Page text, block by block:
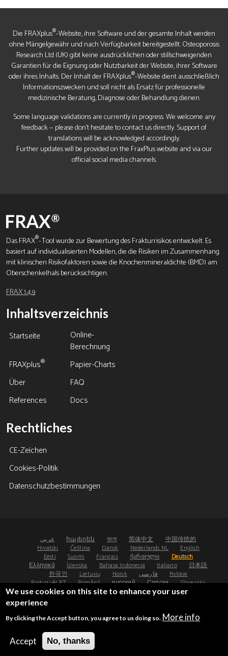
Die FRAXplus®-Website, ihre Software und der gesamte Inhalt werden
ohne Mängelgewähr und nach Verfügbarkeit bereitgestellt. Osteoporosis
Research Ltd (UK) gibt keine ausdrücklichen oder stillschweigenden
Garantien für die Eignung oder Nutzbarkeit der Website, ihrer Software
oder ihres Inhalts. Der Inhalt der FRAXplus®-Website dient ausschließlich
Informationszwecken und soll nicht als Ersatz für professionelle
medizinische Beratung, Diagnose oder Behandlung dienen.
Some language validations are currently in progress. We welcome any
feedback — please don’t hesitate to contact us directly. Support of
translations will be acknowledged accordingly.
Further updates will be provided on the FraxPlus website and via our
official social media channels.
Das FRAX®-Tool wurde zur Bewertung des Frakturrisikos entwickelt. Es
basiert auf individualisierten Modellen, die die Risiken im Zusammenhang
mit klinischen Risikofaktoren sowie die Knochenmineraldichte (BMD) am
Oberschenkelhals berücksichtigen.
FRAX 1.4.9
Inhaltsverzeichnis
Startseite
Online-
Berechnung
FRAXplus®
Papier-Charts
Über
FAQ
References
Docs
Rechtliches
CE-Zeichen
Cookies-Politik
Datenschutzbestimmungen
عربي հայերեն বাংলা 简体中文
中国传统的
Hrvatski
Čeština Dansk Nederlands NL
English
Eesti
Suomi Français ქართული
Deutsch
Ελληνικά
Íslenska Bahasa Indonesia Italiano
日本語
한국인
Lietuvių Norsk فارسی
Polskie
Português PT
Română русский Српски
Slovenský
Español
Svenska ไทย Türk Українська
©2008-2026 - Osteoporosis Research Ltd, UK
UDI: (01)05065010474000(8012)4.4
We use cookies on this site to enhance your user
experience
By clicking the Accept button, you agree to us doing so. More info
Accept No, thanks